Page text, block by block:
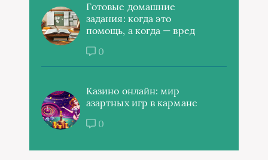
Готовые домашние
задания: когда это
помощь, а когда — вред
0
Казино онлайн: мир
азартных игр в кармане
0